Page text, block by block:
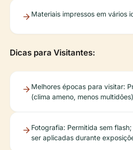
Materiais impressos em vários
Dicas para Visitantes:
Melhores épocas para visitar:
(clima ameno, menos multidões)
Fotografia: Permitida sem
ser aplicadas durante